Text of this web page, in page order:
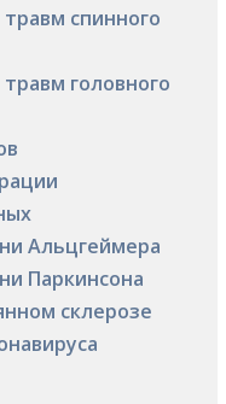
спинного
головного
Альцгеймера
Паркинсона
склерозе